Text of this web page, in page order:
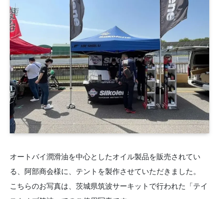
オートバイ潤滑油を中心としたオイル製品を販売されてい
る、阿部商会様に、テントを製作させていただきました。
こちらのお写真は、茨城県筑波サーキットで行われた「テイ